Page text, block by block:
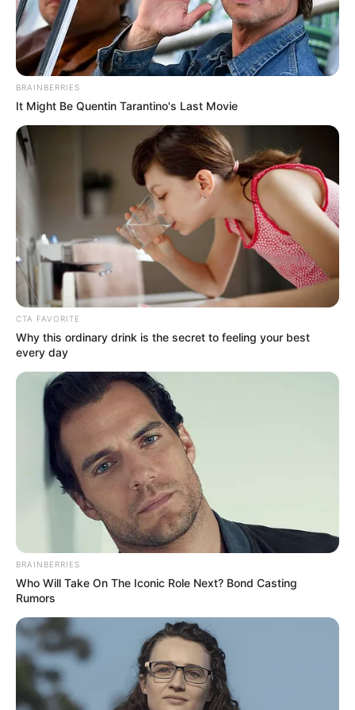
Andai Ibu Tidak Menikah
Dengan Ayah
ULASAN
Alamat email Anda tidak akan dipublikasikan. Ruas yang wajib ditandai*
BRAINBERRIES
It Might Be Quentin Tarantino's Last Movie
CTA FAVORITE
Why this ordinary drink is the secret to feeling your best
every day
BRAINBERRIES
Who Will Take On The Iconic Role Next? Bond Casting
Rumors